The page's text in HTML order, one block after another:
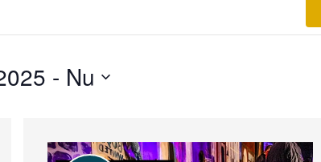
- Nu